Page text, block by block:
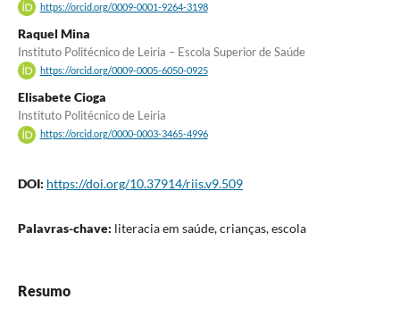
https://orcid.org/0009-0001-9264-3198
Raquel Mina
Instituto Politécnico de Leiria – Escola Superior de Saúde
https://orcid.org/0009-0005-6050-0925
Elisabete Cioga
Instituto Politécnico de Leiria
https://orcid.org/0000-0003-3465-4996
DOI: https://doi.org/10.37914/riis.v9.509
Palavras-chave: literacia em saúde, crianças, escola
Resumo